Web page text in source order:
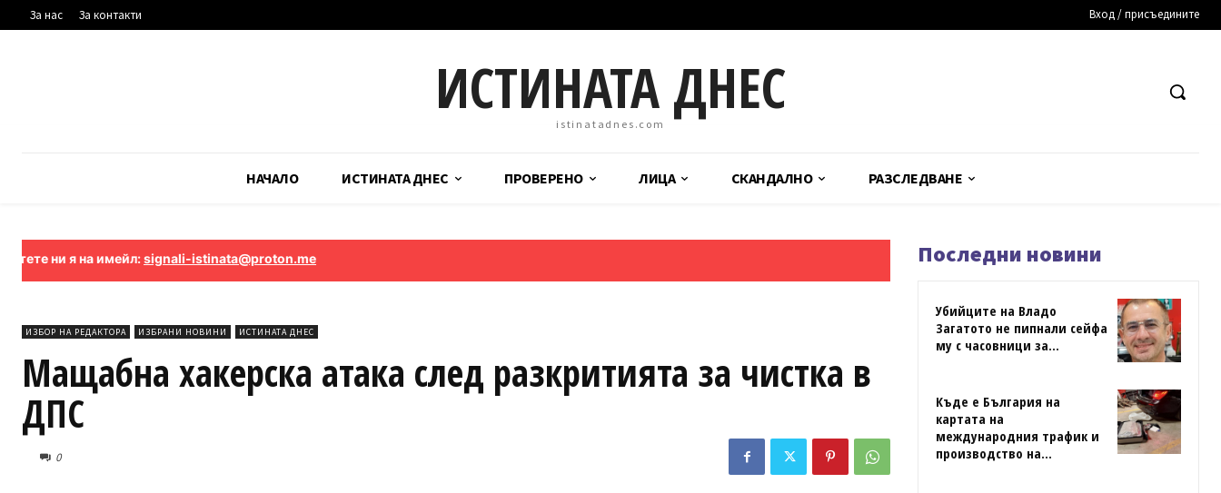
За нас За контакти Вход / присъедините
ИСТИНАТА ДНЕС
istinatadnes.com
НАЧАЛО ИСТИНАТА ДНЕС ПРОВЕРЕНО ЛИЦА СКАНДАЛНО РАЗСЛЕДВАНЕ
я на имейл:signali-istinata@proton.me
ИЗБОР НА РЕДАКТОРА ИЗБРАНИ НОВИНИ ИСТИНАТА ДНЕС
Мащабна хакерска атака след разкритията за чистка в
ДПС
0
Последни новини
Убийците на Владо
Загатото не пипнали сейфа
му с часовници за...
Къде е България на
картата на
международния трафик и
производство на...